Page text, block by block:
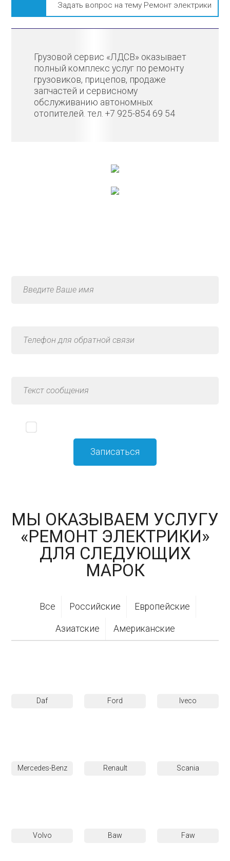
Задать вопрос на тему Ремонт электрики
Грузовой сервис «ЛДСВ» оказывает
полный комплекс услуг по ремонту
грузовиков, прицепов, продаже
запчастей и сервисному
обслуживанию автономных
отопителей. тел. +7 925-854 69 54
МЫ ОКАЗЫВАЕМ УСЛУГУ
«РЕМОНТ ЭЛЕКТРИКИ»
ДЛЯ СЛЕДУЮЩИХ
МАРОК
Все Российские Европейские
Азиатские Американские
Daf Ford Iveco
Mercedes-Benz Renault Scania
Volvo Baw Faw